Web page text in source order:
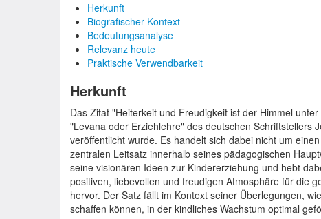
Herkunft
Biografischer Kontext
Bedeutungsanalyse
Relevanz heute
Praktische Verwendbarkeit
Herkunft
Das Zitat "Heiterkeit und Freudigkeit ist der Himmel
"Levana oder Erziehlehre" des deutschen Schriftstellers
veröffentlicht wurde. Es handelt sich dabei nicht um
zentralen Leitsatz innerhalb seines pädagogischen
seine visionären Ideen zur Kindererziehung und hebt
positiven, liebevollen und freudigen Atmosphäre für die
hervor. Der Satz fällt im Kontext seiner Überlegungen,
schaffen können, in der kindliches Wachstum optimal